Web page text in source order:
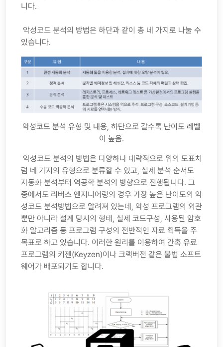
니다.
악성코드 분석의 방법은 하단과 같이 총 네 가지로 나눌 수
있습니다.
악성코드 분석 유형 및 내용, 하단으로 갈수록 난이도 레벨
이 높음.
악성코드 분석의 방법은 다양하나 대략적으로 위의 도표처
럼 네 가지의 유형으로 분류할 수 있고, 실제 분석 순서도
자동화 분석부터 역공학 분석의 방향으로 진행됩니다. 그
중에서도 리버스 엔지니어링의 경우 가장 높은 난이도의 악
성코드 분석방법으로 알려져 있는데, 악성 프로그램의 외관
뿐만 아니라 설계 당시의 형태, 실제 코드구성, 사용된 암호
화 알고리즘 등 프로그램 구성의 전반적인 자료 획득을 주
목표로 하고 있습니다. 이러한 원리를 이용하여 간혹 유료
프로그램의 키젠(Keyzen)이나 크랙버전 같은 불법 소프트
웨어가 배포되기도 합니다.